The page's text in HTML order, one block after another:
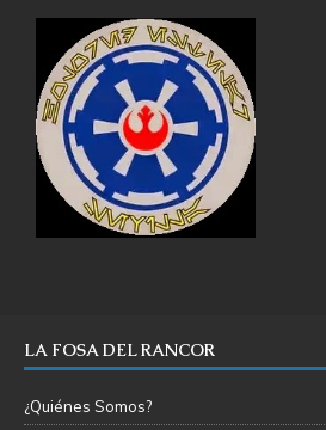
LA FOSA DEL RANCOR
¿Quiénes Somos?